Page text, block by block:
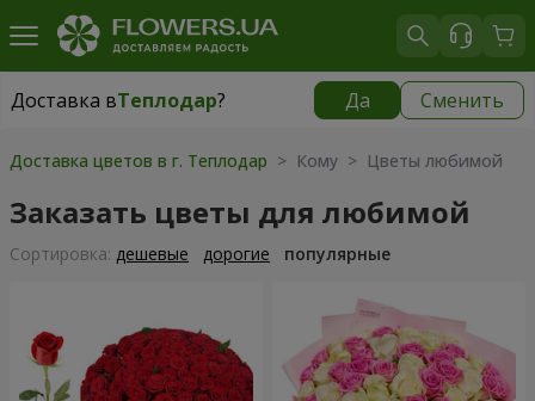
Доставка вТеплодар? Да Сменить
Доставка вТеплодар|
Доставка цветов в г. Теплодар > Кому > Цветы любимой
Заказать цветы для любимой
Cортировка: дешевые дорогие популярные